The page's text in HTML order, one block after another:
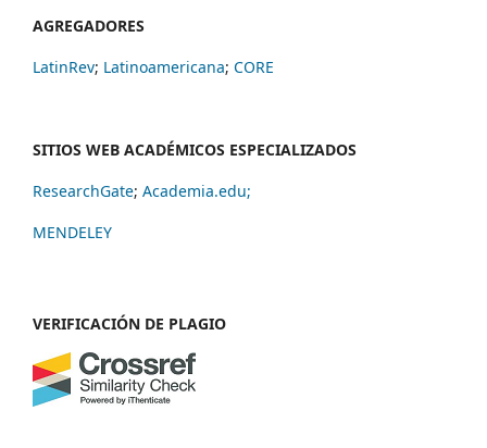
AGREGADORES
LatinRev; Latinoamericana; CORE
SITIOS WEB ACADÉMICOS ESPECIALIZADOS
ResearchGate; Academia.edu;
MENDELEY
VERIFICACIÓN DE PLAGIO